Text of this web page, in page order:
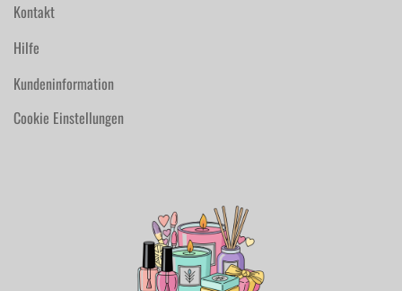
Kontakt
Hilfe
Kundeninformation
Cookie Einstellungen